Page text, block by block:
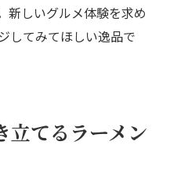
新しいグルメ体験を求め
してみてほしい逸品で
立てるラーメン